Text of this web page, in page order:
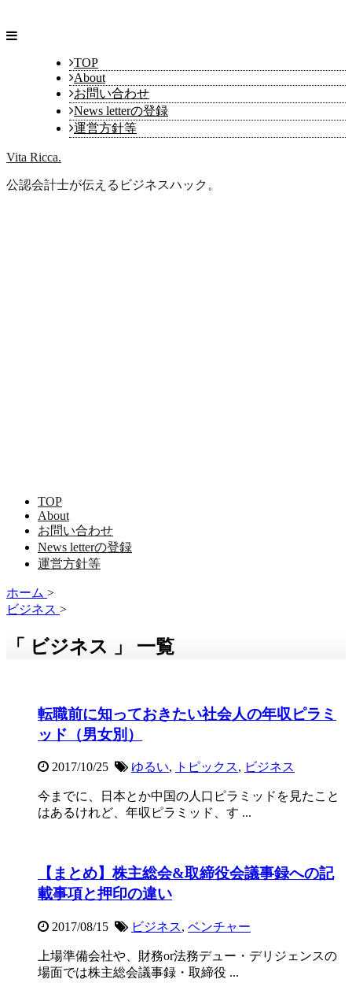
TOP
About
お問い合わせ
News letterの登録
運営方針等
Vita Ricca.
公認会計士が伝えるビジネスハック。
TOP
About
お問い合わせ
News letterの登録
運営方針等
ホーム >
ビジネス >
「 ビジネス 」 一覧
転職前に知っておきたい社会人の年収ピラミ
ッド（男女別）
2017/10/25 ゆるい, トピックス, ビジネス
今までに、日本とか中国の人口ピラミッドを見たこと
はあるけれど、年収ピラミッド、す ...
【まとめ】株主総会&取締役会議事録への記
載事項と押印の違い
2017/08/15 ビジネス, ベンチャー
上場準備会社や、財務or法務デュー・デリジェンスの
場面では株主総会議事録・取締役 ...